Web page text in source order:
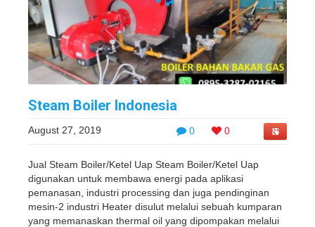
Steam Boiler Indonesia
0 0
August 27, 2019
Jual Steam Boiler/Ketel Uap Steam Boiler/Ketel Uap
digunakan untuk membawa energi pada aplikasi
pemanasan, industri processing dan juga pendinginan
mesin-2 industri Heater disulut melalui sebuah kumparan
yang memanaskan thermal oil yang dipompakan melalui